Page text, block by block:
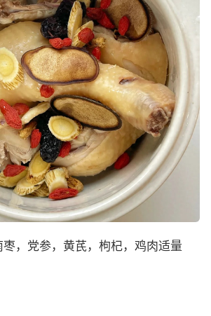
，党参，黄芪，枸杞，鸡肉适量